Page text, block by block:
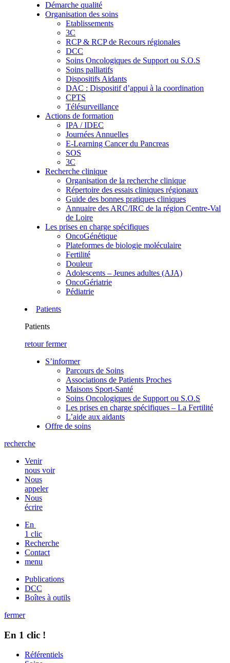
Démarche qualité
Organisation des soins
Etablissements
3C
RCP & RCP de Recours régionales
DCC
Soins Oncologiques de Support ou S.O.S
Soins palliatifs
Dispositifs Aidants
DAC : Dispositif d’appui à la coordination
CPTS
Télésurveillance
Actions de formation
IPA / IDEC
Journées Annuelles
E-Learning Cancer du Pancreas
SOS
3C
Recherche clinique
Organisation de la recherche clinique
Répertoire des essais cliniques régionaux
Guide des bonnes pratiques cliniques
Annuaire des ARC/IRC de la région Centre-Val
de Loire
Les prises en charge spécifiques
OncoGénétique
Plateformes de biologie moléculaire
Fertilité
Douleur
Adolescents – Jeunes adultes (AJA)
OncoGériatrie
Pédiatrie
Patients
Patients
retour fermer
S’informer
Parcours de Soins
Associations de Patients Proches
Maisons Sport-Santé
Soins Oncologiques de Support ou S.O.S
Les prises en charge spécifiques – La Fertilité
L’aide aux aidants
Offre de soins
recherche
Venir
nous voir
Nous
appeler
Nous
écrire
En
1 clic
Recherche
Contact
menu
Publications
DCC
Boîtes à outils
fermer
En 1 clic !
Référentiels